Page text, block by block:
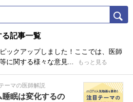
る記事一覧
ックアップしました！ここでは、医師
に関する様々な意見...
もっと見る
ーマの医師解説
眠は変化するの